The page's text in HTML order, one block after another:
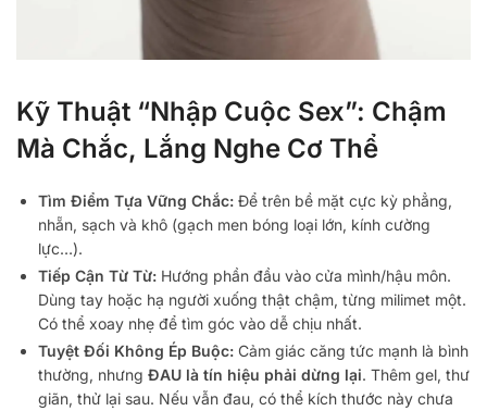
Kỹ Thuật “Nhập Cuộc Sex”: Chậm
Mà Chắc, Lắng Nghe Cơ Thể
Tìm Điểm Tựa Vững Chắc: Để trên bề mặt cực kỳ phẳng,
nhẵn, sạch và khô (gạch men bóng loại lớn, kính cường
lực…).
Tiếp Cận Từ Từ: Hướng phần đầu vào cửa mình/hậu môn.
Dùng tay hoặc hạ người xuống thật chậm, từng milimet một.
Có thể xoay nhẹ để tìm góc vào dễ chịu nhất.
Tuyệt Đối Không Ép Buộc: Cảm giác căng tức mạnh là bình
thường, nhưng ĐAU là tín hiệu phải dừng lại. Thêm gel, thư
giãn, thử lại sau. Nếu vẫn đau, có thể kích thước này chưa